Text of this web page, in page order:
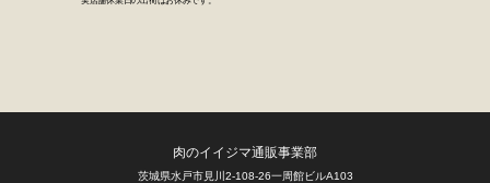
肉のイイジマ通販事業部
茨城県水戸市見川2-108-26一周館ビルA103